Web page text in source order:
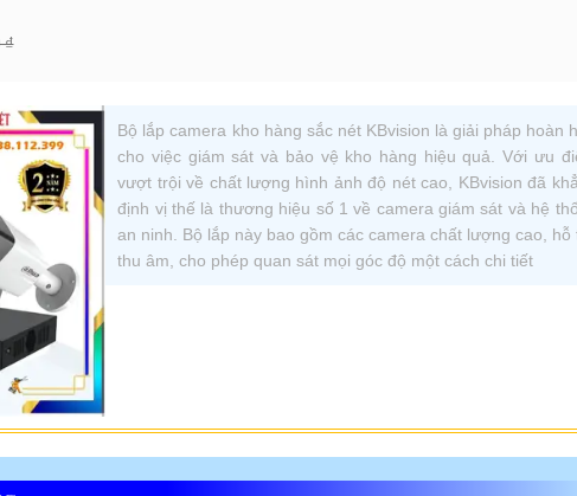
₫
Bộ lắp camera kho hàng sắc nét KBvision là giải pháp hoàn
cho việc giám sát và bảo vệ kho hàng hiệu quả. Với ưu
vượt trội về chất lượng hình ảnh độ nét cao, KBvision đã
định vị thế là thương hiệu số 1 về camera giám sát và hệ
an ninh. Bộ lắp này bao gồm các camera chất lượng cao, hỗ
thu âm, cho phép quan sát mọi góc độ một cách chi tiết